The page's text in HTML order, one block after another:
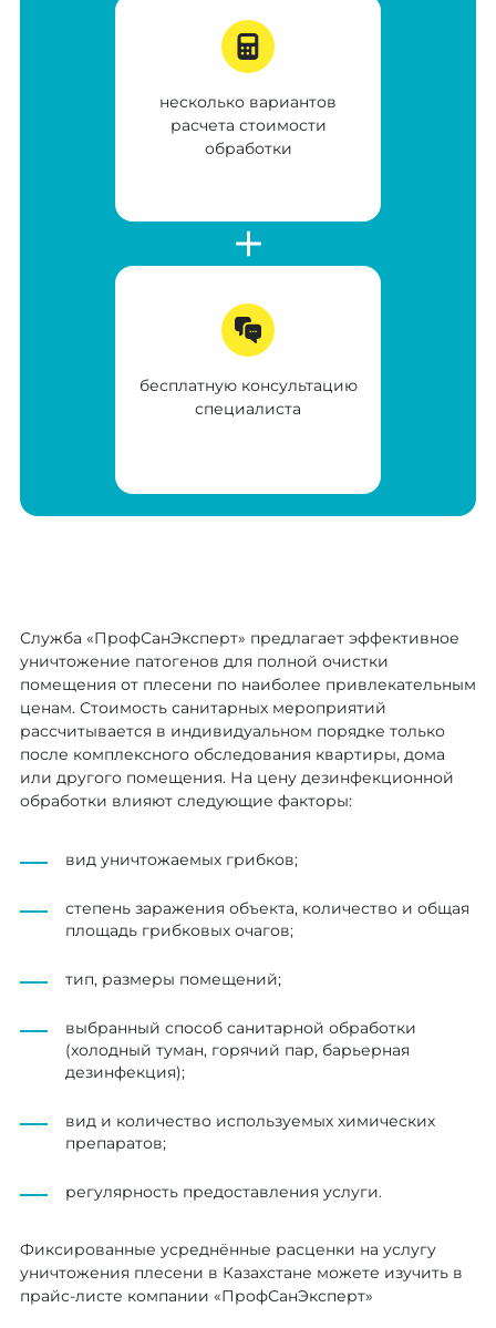
несколько вариантов
расчета стоимости
обработки
бесплатную консультацию
специалиста
Служба «ПрофСанЭксперт» предлагает эффективное
уничтожение патогенов для полной очистки
помещения от плесени по наиболее привлекательным
ценам. Стоимость санитарных мероприятий
рассчитывается в индивидуальном порядке только
после комплексного обследования квартиры, дома
или другого помещения. На цену дезинфекционной
обработки влияют следующие факторы:
вид уничтожаемых грибков;
степень заражения объекта, количество и общая
площадь грибковых очагов;
тип, размеры помещений;
выбранный способ санитарной обработки
(холодный туман, горячий пар, барьерная
дезинфекция);
вид и количество используемых химических
препаратов;
регулярность предоставления услуги.
Фиксированные усреднённые расценки на услугу
уничтожения плесени в Казахстане можете изучить в
прайс-листе компании «ПрофСанЭксперт»